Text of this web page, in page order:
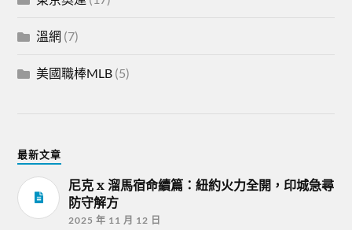
溫網 (7)
美國職棒MLB (5)
最新文章
尼克 x 溜馬宿命續篇：紐約火力全開，印城急尋
防守解方
2025 年 11 月 12 日